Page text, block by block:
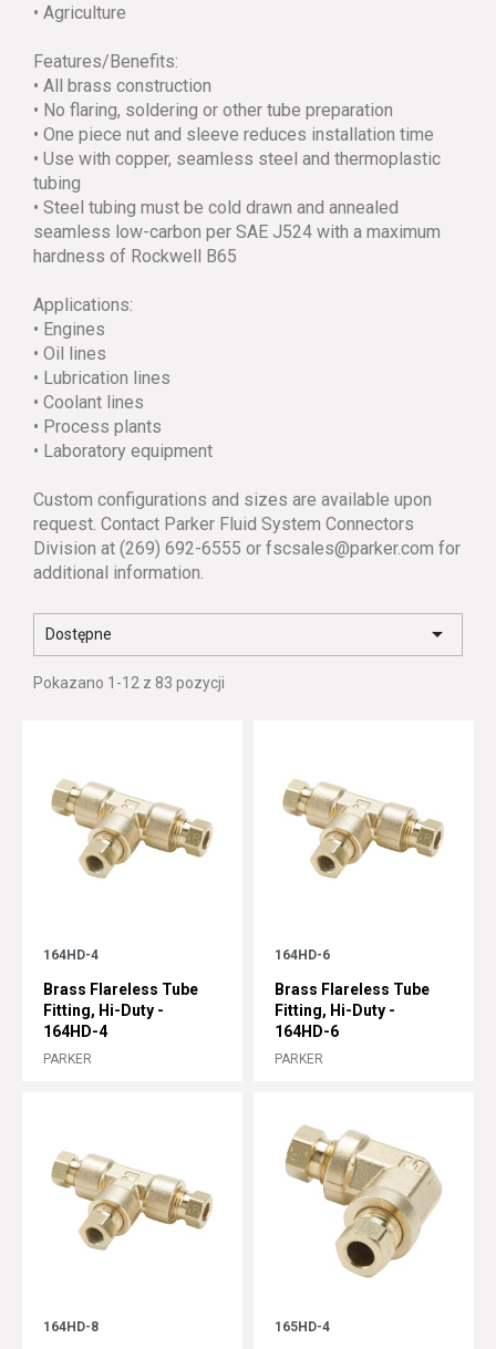
• Agriculture
Features/Benefits:
• All brass construction
• No flaring, soldering or other tube preparation
• One piece nut and sleeve reduces installation time
• Use with copper, seamless steel and thermoplastic
tubing
• Steel tubing must be cold drawn and annealed
seamless low-carbon per SAE J524 with a maximum
hardness of Rockwell B65
Applications:
• Engines
• Oil lines
• Lubrication lines
• Coolant lines
• Process plants
• Laboratory equipment
Custom configurations and sizes are available upon
request. Contact Parker Fluid System Connectors
Division at (269) 692-6555 or fscsales@parker.com for
additional information.
Dostępne 
Pokazano 1-12 z 83 pozycji
164HD-4
Brass Flareless Tube
Fitting, Hi-Duty -
164HD-4
PARKER
164HD-6
Brass Flareless Tube
Fitting, Hi-Duty -
164HD-6
PARKER
164HD-8 165HD-4